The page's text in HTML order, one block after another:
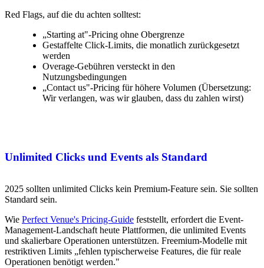
Red Flags, auf die du achten solltest:
„Starting at"-Pricing ohne Obergrenze
Gestaffelte Click-Limits, die monatlich zurückgesetzt
werden
Overage-Gebühren versteckt in den
Nutzungsbedingungen
„Contact us"-Pricing für höhere Volumen (Übersetzung:
Wir verlangen, was wir glauben, dass du zahlen wirst)
Unlimited Clicks und Events als Standard
2025 sollten unlimited Clicks kein Premium-Feature sein. Sie sollten
Standard sein.
Wie Perfect Venue's Pricing-Guide feststellt, erfordert die Event-
Management-Landschaft heute Plattformen, die unlimited Events
und skalierbare Operationen unterstützen. Freemium-Modelle mit
restriktiven Limits „fehlen typischerweise Features, die für reale
Operationen benötigt werden."